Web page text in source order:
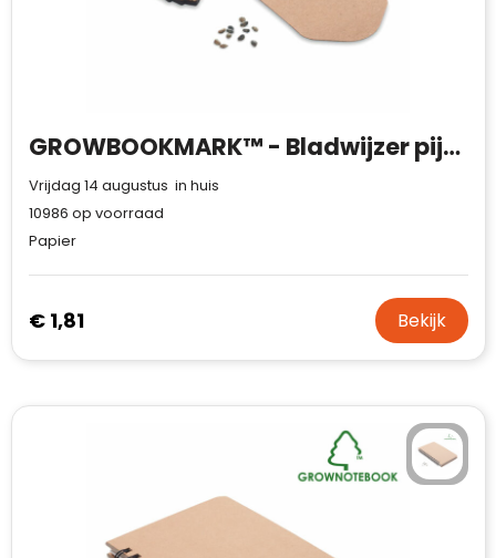
James Harvest
Kingcap
Moleskine
MyKit
Ocean Bottle
GROWBOOKMARK™ - Bladwijzer pijnboomzaad
Vrijdag 14 augustus in huis
10986 op voorraad
Papier
€ 1,81 Bekijk